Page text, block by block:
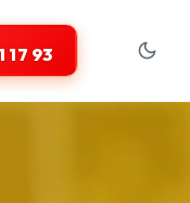
17 93